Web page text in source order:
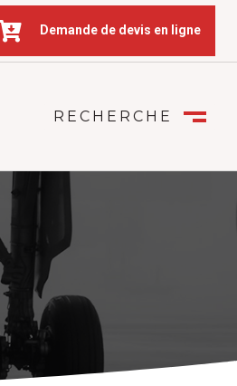
 Demande de devis en ligne
RECHERCHE